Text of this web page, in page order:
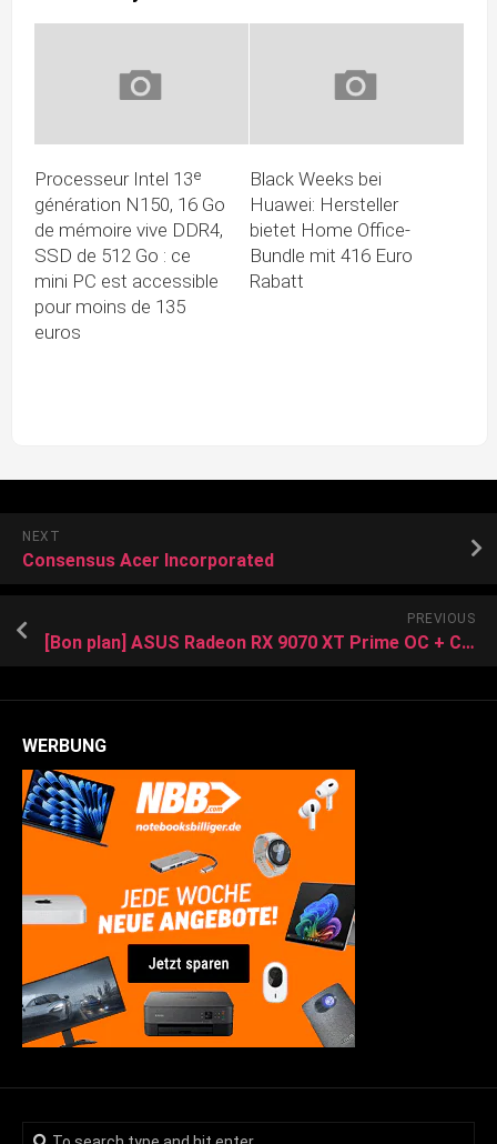
Processeur Intel 13ᵉ
génération N150, 16 Go
de mémoire vive DDR4,
SSD de 512 Go : ce
mini PC est accessible
pour moins de 135
euros
Black Weeks bei
Huawei: Hersteller
bietet Home Office-
Bundle mit 416 Euro
Rabatt
NEXT
Consensus Acer Incorporated
PREVIOUS
[Bon plan] ASUS Radeon RX 9070 XT Prime OC + Crimson Desert à 669,99 € livrée !
WERBUNG